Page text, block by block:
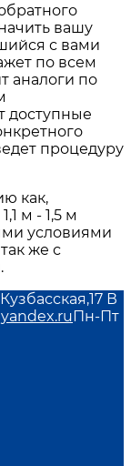
вашу
с вами
по всем
аналоги по
доступные
процедуру
как,
м - 1,5 м
условиями
же с
В
Пн-Пт